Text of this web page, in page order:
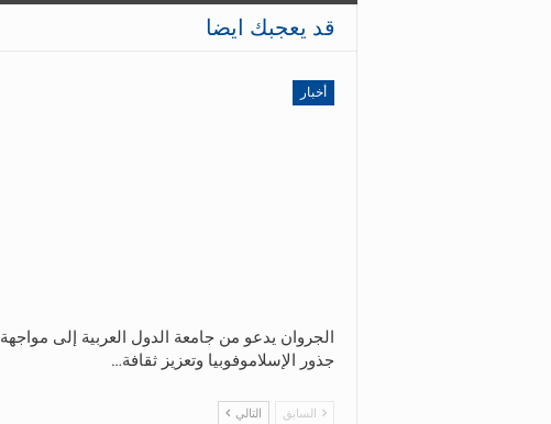
قد يعجبك ايضا
أخبار
الجروان يدعو من جامعة الدول العربية إلى مواجهة
جذور الإسلاموفوبيا وتعزيز ثقافة…
السابق التالي